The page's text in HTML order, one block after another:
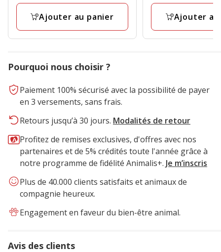
Ajouter au panier Ajouter
Pourquoi nous choisir ?
Paiement 100% sécurisé avec la possibilité de payer
en 3 versements, sans frais.
Retours jusqu’à 30 jours. Modalités de retour
Profitez de remises exclusives, d'offres avec nos
partenaires et de 5% crédités toute l'année grâce à
notre programme de fidélité Animalis+. Je m’inscris
Plus de 40.000 clients satisfaits et animaux de
compagnie heureux.
Engagement en faveur du bien-être animal.
Avis des clients